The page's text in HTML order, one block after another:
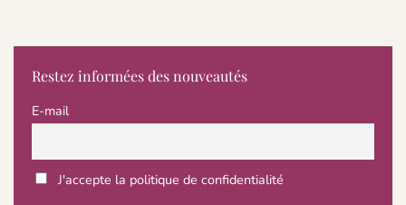
Restez informées des nouveautés
E-mail
J'accepte la politique de confidentialité